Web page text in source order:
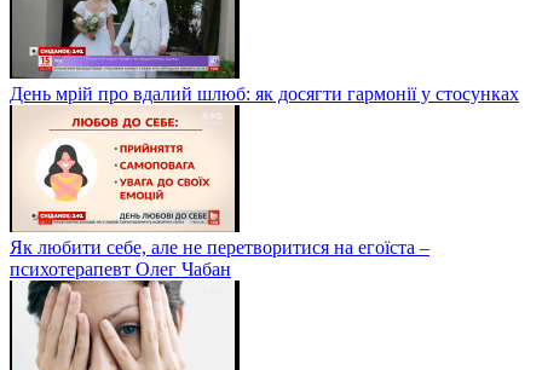
День мрій про вдалий шлюб: як досягти гармонії у стосунках
Як любити себе, але не перетворитися на егоїста –
психотерапевт Олег Чабан